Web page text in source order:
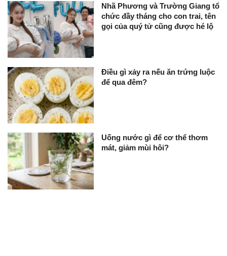
Nhã Phương và Trường Giang tổ
chức đầy tháng cho con trai, tên
gọi của quý tử cũng được hé lộ
Điều gì xảy ra nếu ăn trứng luộc
để qua đêm?
Uống nước gì để cơ thể thơm
mát, giảm mùi hôi?